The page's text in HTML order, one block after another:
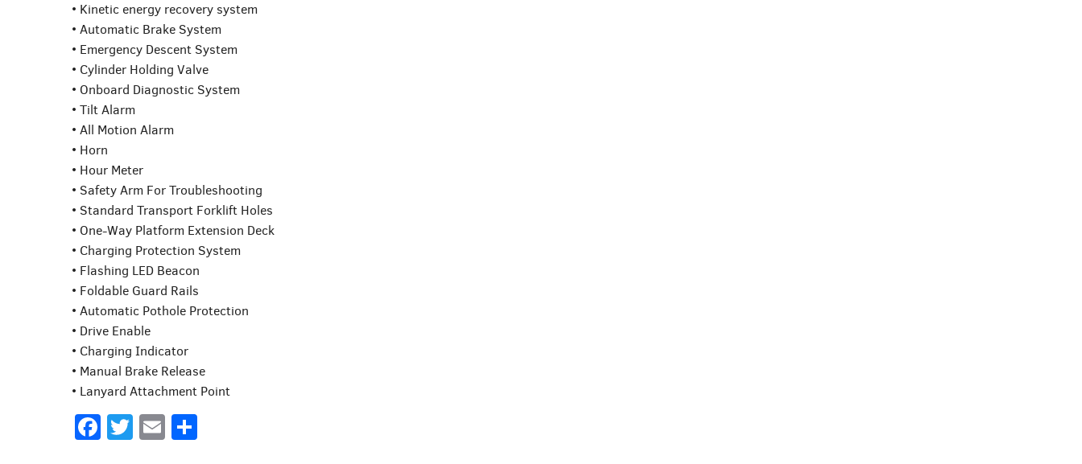
• Kinetic energy recovery system
• Automatic Brake System
• Emergency Descent System
• Cylinder Holding Valve
• Onboard Diagnostic System
• Tilt Alarm
• All Motion Alarm
• Horn
• Hour Meter
• Safety Arm For Troubleshooting
• Standard Transport Forklift Holes
• One-Way Platform Extension Deck
• Charging Protection System
• Flashing LED Beacon
• Foldable Guard Rails
• Automatic Pothole Protection
• Drive Enable
• Charging Indicator
• Manual Brake Release
• Lanyard Attachment Point
Facebook
Twitter
Email